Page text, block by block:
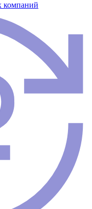
компаний